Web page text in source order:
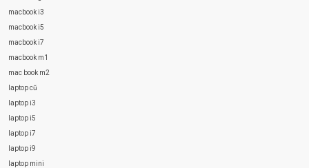
macbook i3
macbook i5
macbook i7
macbook m1
mac book m2
laptop cũ
laptop i3
laptop i5
laptop i7
laptop i9
laptop mini